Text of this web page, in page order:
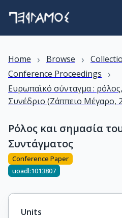
Home › Browse ›
Conference Proceedings ›
Ευρωπαϊκό σύνταγμα :
Συνέδριο (Ζάππειο Μέγαρο,
Ρόλος και σημασία
Συντάγματος
Conference Paper
uoadl:1013807
Units